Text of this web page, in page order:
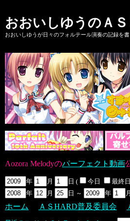
おおいしゆうのＡ
おおいしゆうが日々のフォルテール演奏の記録を
Aozora Melodyのパーフェクト動画
年 月 日 ( 今日
最終
年
月 日 ～ 年 月
ホーム ＡＳHARD普及委員会